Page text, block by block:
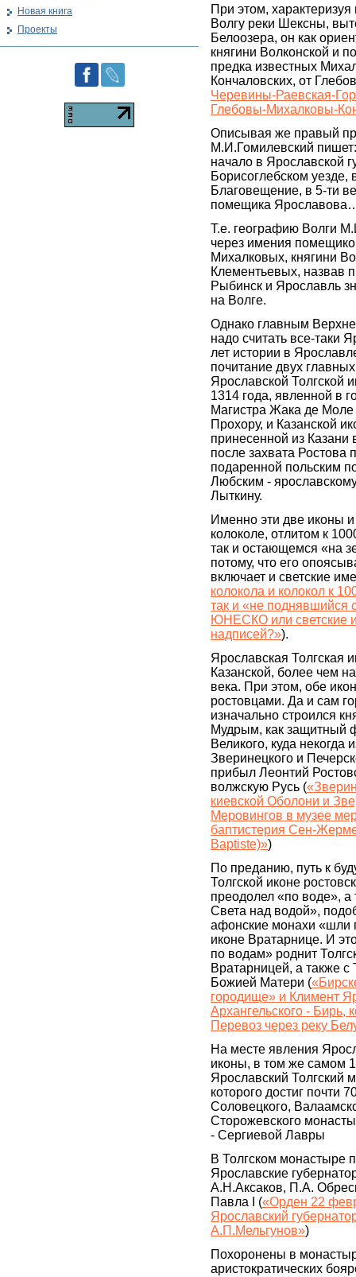
При этом,
Волгу реки Шексны,
Белоозера, он как
княгини Волконской и
предка известных
Кончаловских, от
Черевины-Раевская-
Глебовы-Михалковы-
Описывая же правый
М.И.Гомилевский
начало в Ярославской
Борисоглебском уезде,
Благовещение, в 5-ти
помещика
Т.е. географию Волги
через имения
Михалковых, княгини
Клементьевых, назвав
Рыбинск и Ярославль
на Волге.
Однако главным
надо считать все-таки
лет истории в
почитание двух
Ярославской Толгской
1314 года, явленной в
Магистра Жака де Моле
Прохору, и Казанской
принесенной из Казани
после захвата Ростова
подаренной польским
Любским -
Лыткину.
Именно эти две иконы
колоколе, отлитом к
так и остающемся «на
потому, что его
включает и светские
колокола и колокол к
так и «не поднявшийся
ЮНЕСКО или светские
надписей?»).
Ярославская Толгская
Казанской, более чем
века. При этом, обе
ростовцами. Да и сам
изначально строился
Мудрым, как защитный
Великого, куда некогда
Зверинецкого и
прибыл Леонтий
волжскую Русь (
киевской Оболони и
Меровингов в музее
баптистерия Сен-
Baptiste)»)
По преданию, путь к
Толгской иконе
преодолел «по воде», а
Света над водой»,
афонские монахи «шли
иконе Вратарнице. И
по водам» роднит
Вратарницей, а также с
Божией Матери (
городище» и Климент
Архангельского - Бирь,
Перевоз через реку
На месте явления
иконы, в том же самом
Ярославский Толгский
которого достиг почти
Соловецкого,
Сторожевского
- Сергиевой Лавры
В Толгском монастыре
Ярославские
А.Н.Аксаков, П.А.
Павла I («Орден 22
Ярославский
А.П.Мельгунов»)
Похоронены в
аристократических
Новая книга
Проекты